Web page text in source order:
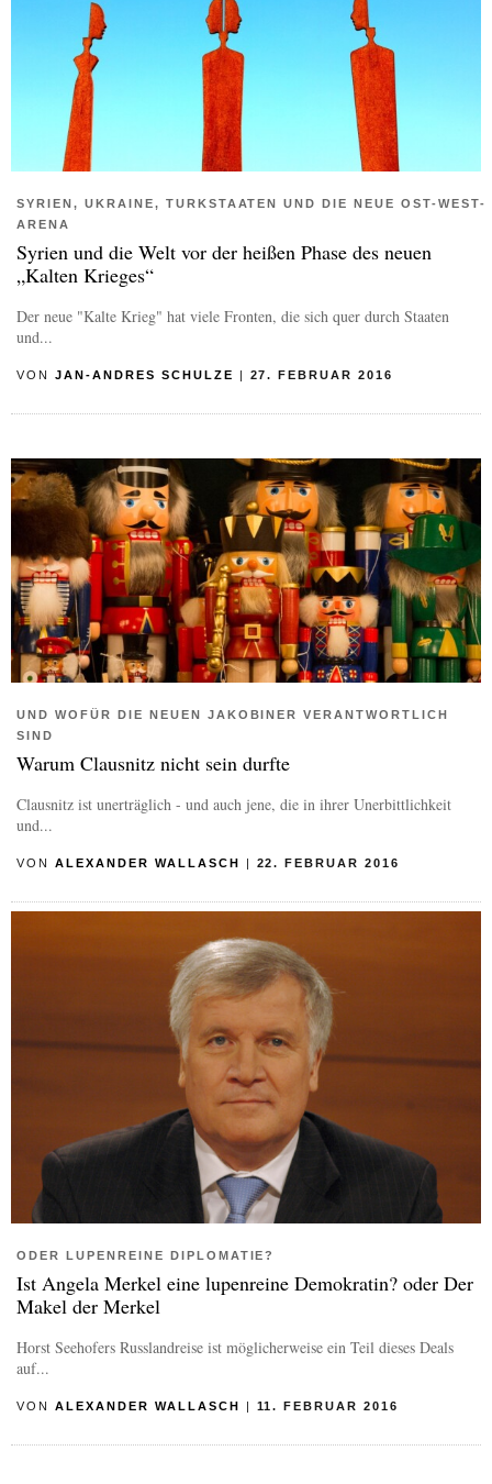
SYRIEN, UKRAINE, TURKSTAATEN UND DIE NEUE OST-WEST-
ARENA
Syrien und die Welt vor der heißen Phase des neuen
„Kalten Krieges“
Der neue "Kalte Krieg" hat viele Fronten, die sich quer durch Staaten
und...
VON JAN-ANDRES SCHULZE 27. FEBRUAR 2016
UND WOFÜR DIE NEUEN JAKOBINER VERANTWORTLICH
SIND
Warum Clausnitz nicht sein durfte
Clausnitz ist unerträglich - und auch jene, die in ihrer Unerbittlichkeit
und...
VON ALEXANDER WALLASCH | 22. FEBRUAR 2016
ODER LUPENREINE DIPLOMATIE?
Ist Angela Merkel eine lupenreine Demokratin? oder Der
Makel der Merkel
Horst Seehofers Russlandreise ist möglicherweise ein Teil dieses Deals
auf...
VON ALEXANDER WALLASCH | 11. FEBRUAR 2016